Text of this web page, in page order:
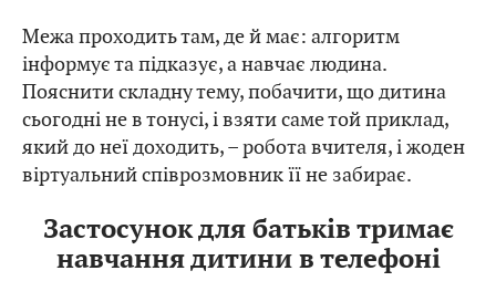
Межа проходить там, де й має: алгоритм
інформує та підказує, а навчає людина.
Пояснити складну тему, побачити, що дитина
сьогодні не в тонусі, і взяти саме той приклад,
який до неї доходить, – робота вчителя, і жоден
віртуальний співрозмовник її не забирає.
Застосунок для батьків тримає
навчання дитини в телефоні